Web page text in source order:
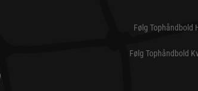
Følg Tophåndbold
Følg Tophåndbold